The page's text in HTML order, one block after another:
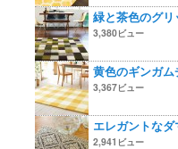
緑と茶色のグ
3,380ビュー
黄色のギンガ
3,367ビュー
エレガントな
2,941ビュー